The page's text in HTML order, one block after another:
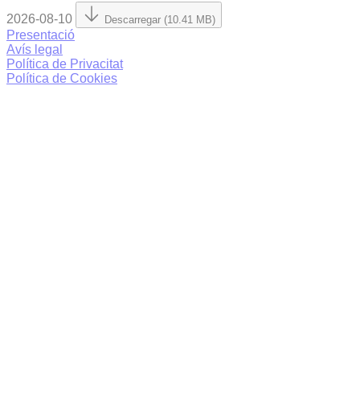
2026-08-10 Descarregar (10.41 MB)
Presentació
Avís legal
Política de Privacitat
Política de Cookies